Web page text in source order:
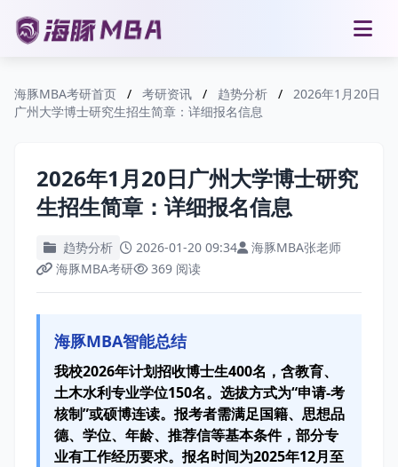
海豚MBA考研首页 / 考研资讯 / 趋势分析 /
2026年1月20日
广州大学博士研究生招生简章：详细报名信息
2026年1月20日广州大学博士研究
生招生简章：详细报名信息
趋势分析 2026-01-20 09:34
海豚MBA张老师
海豚MBA考研
369 阅读
海豚MBA智能总结
我校2026年计划招收博士生400名，含教育、
土木水利专业学位150名。选拔方式为“申请-考
核制”或硕博连读。报考者需满足国籍、思想品
德、学位、年龄、推荐信等基本条件，部分专
业有工作经历要求。报名时间为2025年12月至